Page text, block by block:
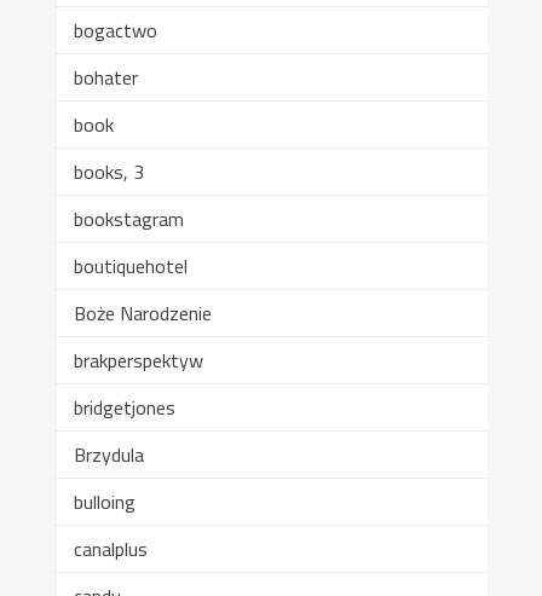
bogactwo
bohater
book
books, 3
bookstagram
boutiquehotel
Boże Narodzenie
brakperspektyw
bridgetjones
Brzydula
bulloing
canalplus